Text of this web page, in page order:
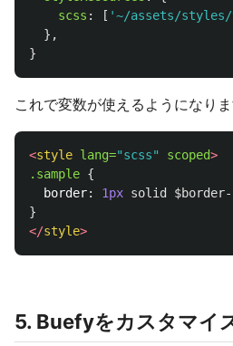
scss : [ '~/assets/
},
}
これで変数が使えるようになりま
<style lang="scss" scoped>
.sample {
border: 1px solid
}
</style>
5. Buefyをカスタマイ